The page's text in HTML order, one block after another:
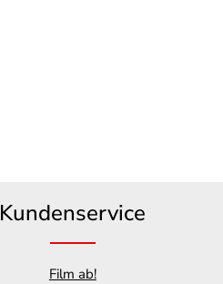
Kundenservice
Film ab!